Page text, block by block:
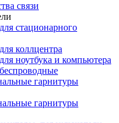
связи
стационарного
коллцентра
ноутбука и компьютера
гарнитуры
гарнитуры